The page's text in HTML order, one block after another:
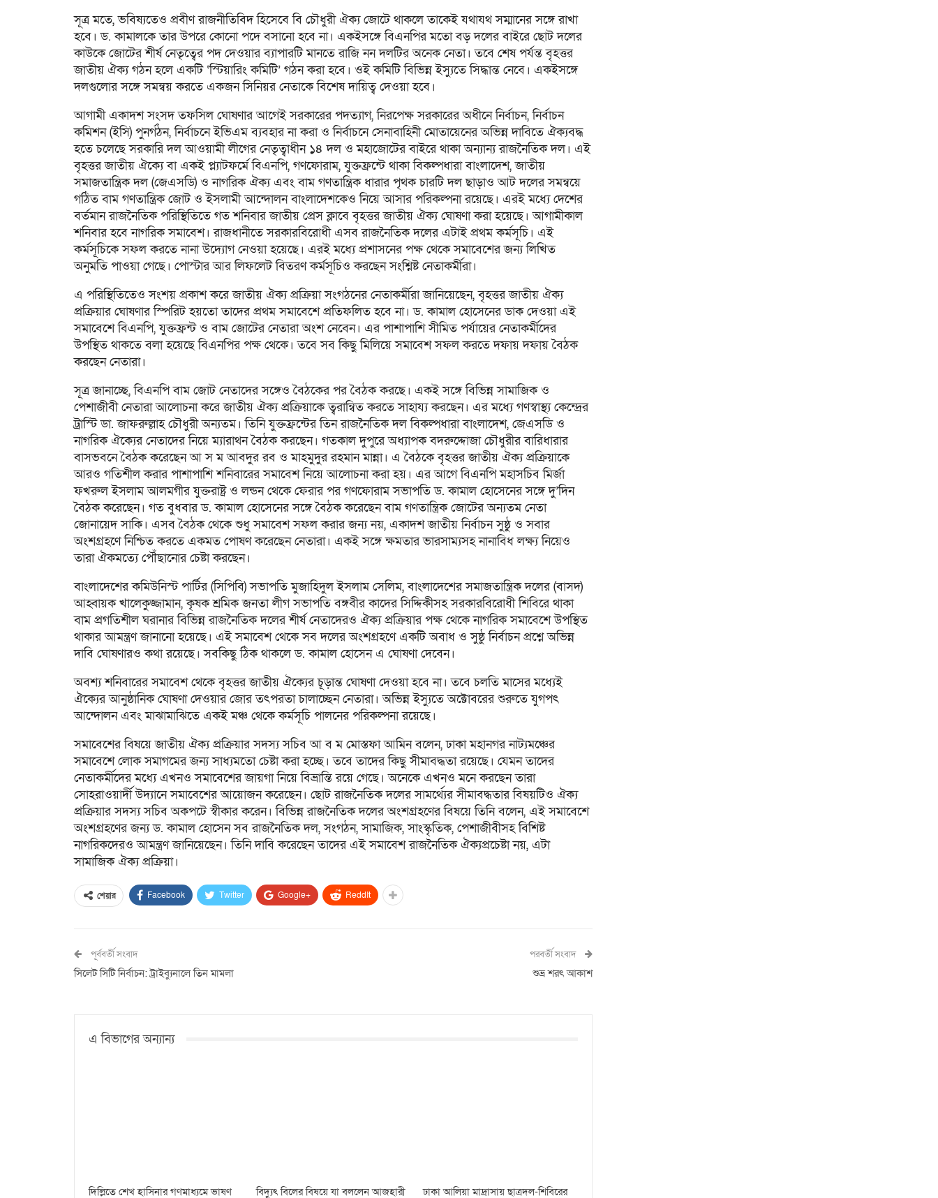
সূত্র মতে, ভবিষ্যতেও প্রবীণ রাজনীতিবিদ হিসেবে বি চৌধুরী ঐক্য জোটে থাকলে তাকেই যথাযথ সম্মানের সঙ্গে রাখা
হবে। ড. কামালকে তার উপরে কোনো পদে বসানো হবে না। একইসঙ্গে বিএনপির মতো বড় দলের বাইরে ছোট দলের
কাউকে জোটের শীর্ষ নেতৃত্বের পদ দেওয়ার ব্যাপারটি মানতে রাজি নন দলটির অনেক নেতা। তবে শেষ পর্যন্ত বৃহত্তর
জাতীয় ঐক্য গঠন হলে একটি ‘স্টিয়ারিং কমিটি’ গঠন করা হবে। ওই কমিটি বিভিন্ন ইস্যুতে সিদ্ধান্ত নেবে। একইসঙ্গে
দলগুলোর সঙ্গে সমন্বয় করতে একজন সিনিয়র নেতাকে বিশেষ দায়িত্ব দেওয়া হবে।
আগামী একাদশ সংসদ তফসিল ঘোষণার আগেই সরকারের পদত্যাগ, নিরপেক্ষ সরকারের অধীনে নির্বাচন, নির্বাচন
কমিশন (ইসি) পুনর্গঠন, নির্বাচনে ইভিএম ব্যবহার না করা ও নির্বাচনে সেনাবাহিনী মোতায়েনের অভিন্ন দাবিতে ঐক্যবদ্ধ
হতে চলেছে সরকারি দল আওয়ামী লীগের নেতৃত্বাধীন ১৪ দল ও মহাজোটের বাইরে থাকা অন্যান্য রাজনৈতিক দল। এই
বৃহত্তর জাতীয় ঐক্যে বা একই প্ল্যাটফর্মে বিএনপি, গণফোরাম, যুক্তফ্রন্টে থাকা বিকল্পধারা বাংলাদেশ, জাতীয়
সমাজতান্ত্রিক দল (জেএসডি) ও নাগরিক ঐক্য এবং বাম গণতান্ত্রিক ধারার পৃথক চারটি দল ছাড়াও আট দলের সমন্বয়ে
গঠিত বাম গণতান্ত্রিক জোট ও ইসলামী আন্দোলন বাংলাদেশকেও নিয়ে আসার পরিকল্পনা রয়েছে। এরই মধ্যে দেশের
বর্তমান রাজনৈতিক পরিস্থিতিতে গত শনিবার জাতীয় প্রেস ক্লাবে বৃহত্তর জাতীয় ঐক্য ঘোষণা করা হয়েছে। আগামীকাল
শনিবার হবে নাগরিক সমাবেশ। রাজধানীতে সরকারবিরোধী এসব রাজনৈতিক দলের এটাই প্রথম কর্মসূচি। এই
কর্মসূচিকে সফল করতে নানা উদ্যোগ নেওয়া হয়েছে। এরই মধ্যে প্রশাসনের পক্ষ থেকে সমাবেশের জন্য লিখিত
অনুমতি পাওয়া গেছে। পোস্টার আর লিফলেট বিতরণ কর্মসূচিও করছেন সংশ্নিষ্ট নেতাকর্মীরা।
এ পরিস্থিতিতেও সংশয় প্রকাশ করে জাতীয় ঐক্য প্রক্রিয়া সংগঠনের নেতাকর্মীরা জানিয়েছেন, বৃহত্তর জাতীয় ঐক্য
প্রক্রিয়ার ঘোষণার স্পিরিট হয়তো তাদের প্রথম সমাবেশে প্রতিফলিত হবে না। ড. কামাল হোসেনের ডাক দেওয়া এই
সমাবেশে বিএনপি, যুক্তফ্রন্ট ও বাম জোটের নেতারা অংশ নেবেন। এর পাশাপাশি সীমিত পর্যায়ের নেতাকর্মীদের
উপস্থিত থাকতে বলা হয়েছে বিএনপির পক্ষ থেকে। তবে সব কিছু মিলিয়ে সমাবেশ সফল করতে দফায় দফায় বৈঠক
করছেন নেতারা।
সূত্র জানাচ্ছে, বিএনপি বাম জোট নেতাদের সঙ্গেও বৈঠকের পর বৈঠক করছে। একই সঙ্গে বিভিন্ন সামাজিক ও
পেশাজীবী নেতারা আলোচনা করে জাতীয় ঐক্য প্রক্রিয়াকে ত্বরান্বিত করতে সাহায্য করছেন। এর মধ্যে গণস্বাস্থ্য কেন্দ্রের
ট্রাস্টি ডা. জাফরুল্লাহ চৌধুরী অন্যতম। তিনি যুক্তফ্রন্টের তিন রাজনৈতিক দল বিকল্পধারা বাংলাদেশ, জেএসডি ও
নাগরিক ঐক্যের নেতাদের নিয়ে ম্যারাথন বৈঠক করছেন। গতকাল দুপুরে অধ্যাপক বদরুদ্দোজা চৌধুরীর বারিধারার
বাসভবনে বৈঠক করেছেন আ স ম আবদুর রব ও মাহমুদুর রহমান মান্না। এ বৈঠকে বৃহত্তর জাতীয় ঐক্য প্রক্রিয়াকে
আরও গতিশীল করার পাশাপাশি শনিবারের সমাবেশ নিয়ে আলোচনা করা হয়। এর আগে বিএনপি মহাসচিব মির্জা
ফখরুল ইসলাম আলমগীর যুক্তরাষ্ট্র ও লন্ডন থেকে ফেরার পর গণফোরাম সভাপতি ড. কামাল হোসেনের সঙ্গে দু’দিন
বৈঠক করেছেন। গত বুধবার ড. কামাল হোসেনের সঙ্গে বৈঠক করেছেন বাম গণতান্ত্রিক জোটের অন্যতম নেতা
জোনায়েদ সাকি। এসব বৈঠক থেকে শুধু সমাবেশ সফল করার জন্য নয়, একাদশ জাতীয় নির্বাচন সুষ্ঠু ও সবার
অংশগ্রহণে নিশ্চিত করতে একমত পোষণ করেছেন নেতারা। একই সঙ্গে ক্ষমতার ভারসাম্যসহ নানাবিধ লক্ষ্য নিয়েও
তারা ঐকমত্যে পৌঁছানোর চেষ্টা করছেন।
বাংলাদেশের কমিউনিস্ট পার্টির (সিপিবি) সভাপতি মুজাহিদুল ইসলাম সেলিম, বাংলাদেশের সমাজতান্ত্রিক দলের (বাসদ)
আহ্বায়ক খালেকুজ্জামান, কৃষক শ্রমিক জনতা লীগ সভাপতি বঙ্গবীর কাদের সিদ্দিকীসহ সরকারবিরোধী শিবিরে থাকা
বাম প্রগতিশীল ঘরানার বিভিন্ন রাজনৈতিক দলের শীর্ষ নেতাদেরও ঐক্য প্রক্রিয়ার পক্ষ থেকে নাগরিক সমাবেশে উপস্থিত
থাকার আমন্ত্রণ জানানো হয়েছে। এই সমাবেশ থেকে সব দলের অংশগ্রহণে একটি অবাধ ও সুষ্ঠু নির্বাচন প্রশ্নে অভিন্ন
দাবি ঘোষণারও কথা রয়েছে। সবকিছু ঠিক থাকলে ড. কামাল হোসেন এ ঘোষণা দেবেন।
অবশ্য শনিবারের সমাবেশ থেকে বৃহত্তর জাতীয় ঐক্যের চূড়ান্ত ঘোষণা দেওয়া হবে না। তবে চলতি মাসের মধ্যেই
ঐক্যের আনুষ্ঠানিক ঘোষণা দেওয়ার জোর তৎপরতা চালাচ্ছেন নেতারা। অভিন্ন ইস্যুতে অক্টোবরের শুরুতে যুগপৎ
আন্দোলন এবং মাঝামাঝিতে একই মঞ্চ থেকে কর্মসূচি পালনের পরিকল্পনা রয়েছে।
সমাবেশের বিষয়ে জাতীয় ঐক্য প্রক্রিয়ার সদস্য সচিব আ ব ম মোস্তফা আমিন বলেন, ঢাকা মহানগর নাট্যমঞ্চের
সমাবেশে লোক সমাগমের জন্য সাধ্যমতো চেষ্টা করা হচ্ছে। তবে তাদের কিছু সীমাবদ্ধতা রয়েছে। যেমন তাদের
নেতাকর্মীদের মধ্যে এখনও সমাবেশের জায়গা নিয়ে বিভ্রান্তি রয়ে গেছে। অনেকে এখনও মনে করছেন তারা
সোহরাওয়ার্দী উদ্যানে সমাবেশের আয়োজন করেছেন। ছোট রাজনৈতিক দলের সামর্থ্যের সীমাবদ্ধতার বিষয়টিও ঐক্য
প্রক্রিয়ার সদস্য সচিব অকপটে স্বীকার করেন। বিভিন্ন রাজনৈতিক দলের অংশগ্রহণের বিষয়ে তিনি বলেন, এই সমাবেশে
অংশগ্রহণের জন্য ড. কামাল হোসেন সব রাজনৈতিক দল, সংগঠন, সামাজিক, সাংস্কৃতিক, পেশাজীবীসহ বিশিষ্ট
নাগরিকদেরও আমন্ত্রণ জানিয়েছেন। তিনি দাবি করেছেন তাদের এই সমাবেশ রাজনৈতিক ঐক্যপ্রচেষ্টা নয়, এটা
সামাজিক ঐক্য প্রক্রিয়া।
শেয়ার Facebook Twitter Google+ ReddIt
পূর্ববর্তী সংবাদ
সিলেট সিটি নির্বাচন: ট্রাইব্যুনালে তিন মামলা
পরবর্তী সংবাদ
শুভ্র শরৎ আকাশ
এ বিভাগের অন্যান্য
দিল্লিতে শেখ হাসিনার গণমাধ্যমে ভাষণ বিদ্যুৎ বিলের বিষয়ে যা বললেন আজহারী ঢাকা আলিয়া মাদ্রাসায় ছাত্রদল-শিবিরের